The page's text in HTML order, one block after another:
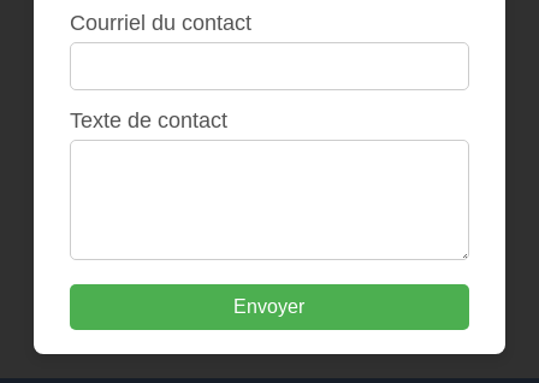
Courriel du contact
Texte de contact
Envoyer